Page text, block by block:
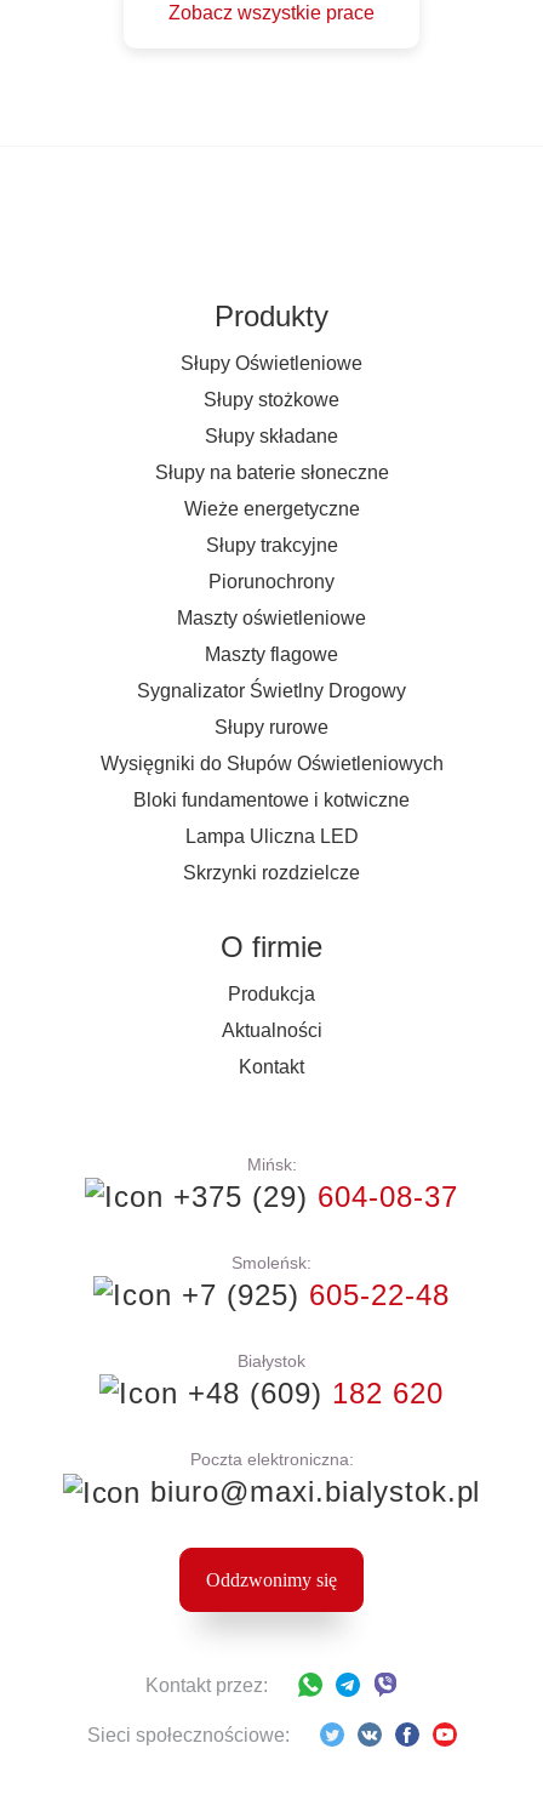
Zobacz wszystkie prace
Produkty
Słupy Oświetleniowe
Słupy stożkowe
Słupy składane
Słupy na baterie słoneczne
Wieże energetyczne
Słupy trakcyjne
Piorunochrony
Maszty oświetleniowe
Maszty flagowe
Sygnalizator Świetlny Drogowy
Słupy rurowe
Wysięgniki do Słupów Oświetleniowych
Bloki fundamentowe i kotwiczne
Lampa Uliczna LED
Skrzynki rozdzielcze
O firmie
Produkcja
Aktualności
Kontakt
Mińsk:
+375 (29) 604-08-37
Smoleńsk:
+7 (925) 605-22-48
Białystok
+48 (609) 182 620
Poczta elektroniczna:
biuro@maxi.bialystok.pl
Oddzwonimy się
Kontakt przez:
Sieci społecznościowe: